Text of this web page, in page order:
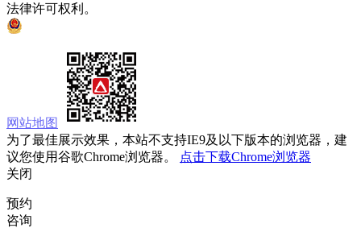
法律许可权利。
网站地图
为了最佳展示效果，本站不支持IE9及以下版本的浏览器，建
议您使用谷歌Chrome浏览器。
点击下载Chrome浏览器
关闭
预约
咨询